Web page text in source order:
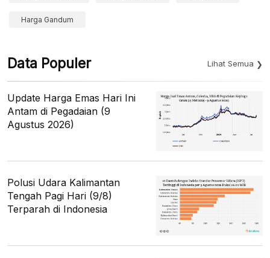
Harga Gandum
Data Populer Lihat Semua
Update Harga Emas Hari Ini
Antam di Pegadaian (9
Agustus 2026)
Polusi Udara Kalimantan
Tengah Pagi Hari (9/8)
Terparah di Indonesia